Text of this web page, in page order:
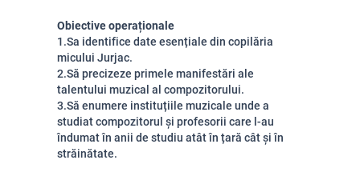
Obiective operaționale
1.Sa identifice date esențiale din copilăria
micului Jurjac.
2.Să precizeze primele manifestări ale
talentului muzical al compozitorului.
3.Să enumere instituțiile muzicale unde a
studiat compozitorul și profesorii care l-au
îndumat în anii de studiu atât în ​​țară cât și în
străinătate.